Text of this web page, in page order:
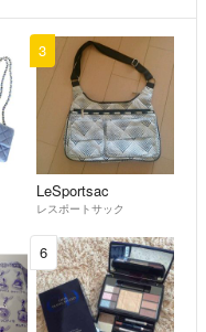
3
LeSportsac
レスポートサック
6